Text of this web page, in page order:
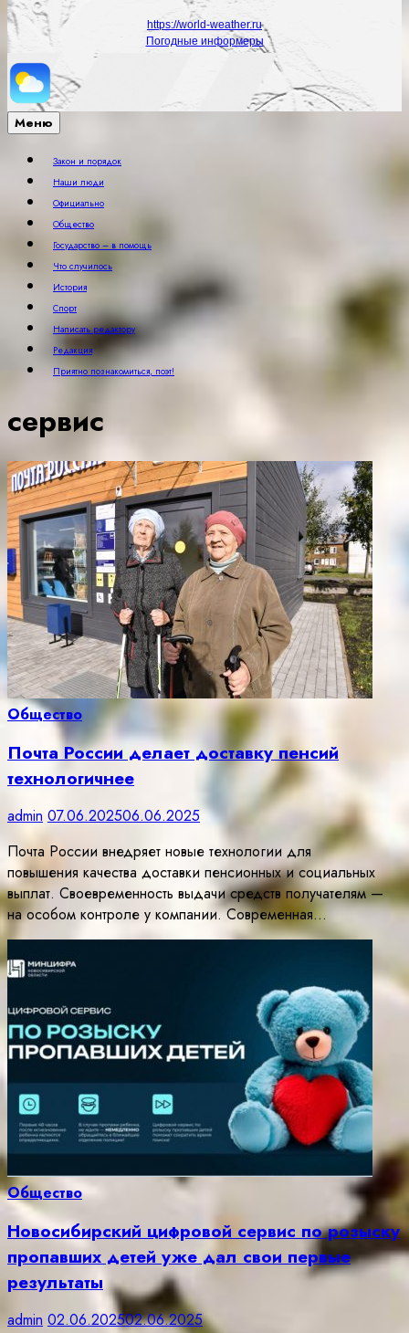
https://world-weather.ru
Погодные информеры
Меню
Закон и порядок
Наши люди
Официально
Общество
Государство – в помощь
Что случилось
История
Спорт
Написать редактору
Редакция
Приятно познакомиться, поэт!
сервис
Общество
Почта России делает доставку пенсий
технологичнее
admin 07.06.202506.06.2025
Почта России внедряет новые технологии для
повышения качества доставки пенсионных и социальных
выплат. Своевременность выдачи средств получателям —
на особом контроле у компании. Современная…
Общество
Новосибирский цифровой сервис по розыску
пропавших детей уже дал свои первые
результаты
admin 02.06.202502.06.2025